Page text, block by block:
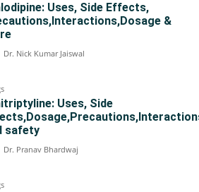
Uses, Side Effects,
&
Dr. Nick Kumar Jaiswal
Uses, Side
safety
Dr. Pranav Bhardwaj